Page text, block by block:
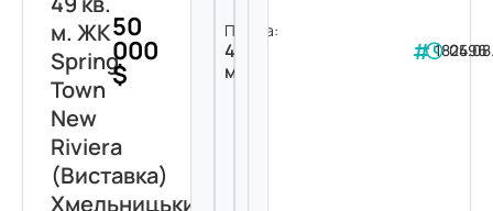
м. ЖК
Spring
Town
New
Riviera
(Виставка)
Хмельницький
50
000
$
Площа:
49
м²
182496